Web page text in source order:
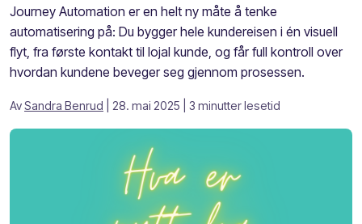
Journey Automation er en helt ny måte å tenke
automatisering på: Du bygger hele kundereisen i én visuell
flyt, fra første kontakt til lojal kunde, og får full kontroll over
hvordan kundene beveger seg gjennom prosessen.
AvSandra Benrud | 28. mai 2025 | 3 minutter lesetid